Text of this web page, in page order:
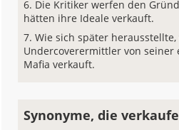
Die Kritiker werfen den
hätten ihre Ideale verkauft.
Wie sich später
Undercoverermittler von seiner
Mafia verkauft.
Synonyme, die